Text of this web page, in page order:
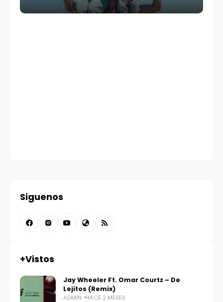
Siguenos
+Vistos
Jay Wheeler Ft. Omar Courtz – De
Lejitos (Remix)
ADMIN HACE 2 MESES